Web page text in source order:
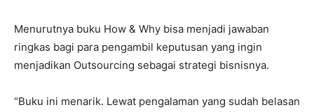
Menurutnya buku How & Why bisa menjadi jawaban
ringkas bagi para pengambil keputusan yang ingin
menjadikan Outsourcing sebagai strategi bisnisnya.
“Buku ini menarik. Lewat pengalaman yang sudah belasan